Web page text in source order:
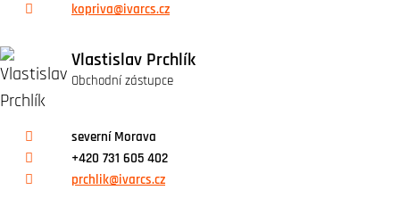
kopriva@ivarcs.cz
Vlastislav Prchlík
Obchodní zástupce
severní Morava
+420 731 605 402
prchlik@ivarcs.cz